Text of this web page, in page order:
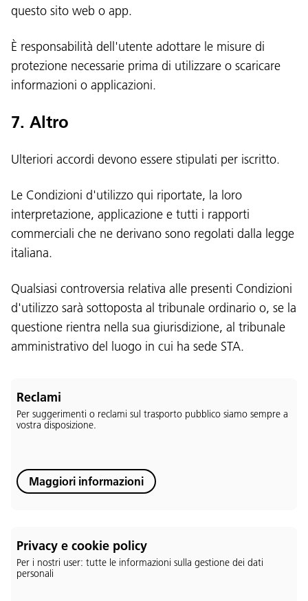
Lingua:
Service Desk:+39 0471 220880
Impressum Privacy e cookie policy
Termini e condizioni d'uso
questo sito web o app.
È responsabilità dell'utente adottare le misure di
protezione necessarie prima di utilizzare o scaricare
informazioni o applicazioni.
7. Altro
Ulteriori accordi devono essere stipulati per iscritto.
Le Condizioni d'utilizzo qui riportate, la loro
interpretazione, applicazione e tutti i rapporti
commerciali che ne derivano sono regolati dalla legge
italiana.
Qualsiasi controversia relativa alle presenti Condizioni
d'utilizzo sarà sottoposta al tribunale ordinario o, se la
questione rientra nella sua giurisdizione, al tribunale
amministrativo del luogo in cui ha sede STA.
Reclami
Per suggerimenti o reclami sul trasporto pubblico siamo sempre a
vostra disposizione.
Maggiori informazioni
Privacy e cookie policy
Per i nostri user: tutte le informazioni sulla gestione dei dati
personali